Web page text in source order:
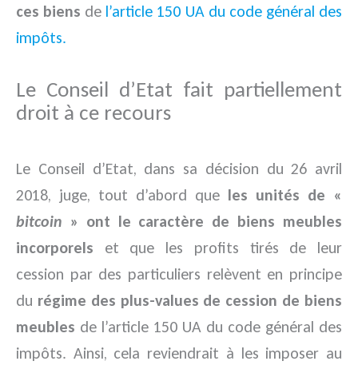
ces biens de l’article 150 UA du code général des
impôts.
Le Conseil d’Etat fait partiellement
droit à ce recours
Le Conseil d’Etat, dans sa décision du 26 avril
2018, juge, tout d’abord que les unités de «
bitcoin » ont le caractère de biens meubles
incorporels et que les profits tirés de leur
cession par des particuliers relèvent en principe
du régime des plus-values de cession de biens
meubles de l’article 150 UA du code général des
impôts. Ainsi, cela reviendrait à les imposer au